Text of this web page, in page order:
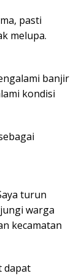
pasti
melupa.
banjir
kondisi
turun
warga
kecamatan
dapat